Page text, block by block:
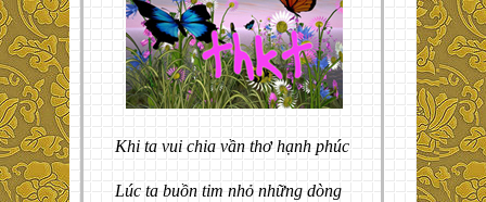
Khi ta vui chia vần thơ hạnh phúc
Lúc ta buồn tim nhỏ những dòng